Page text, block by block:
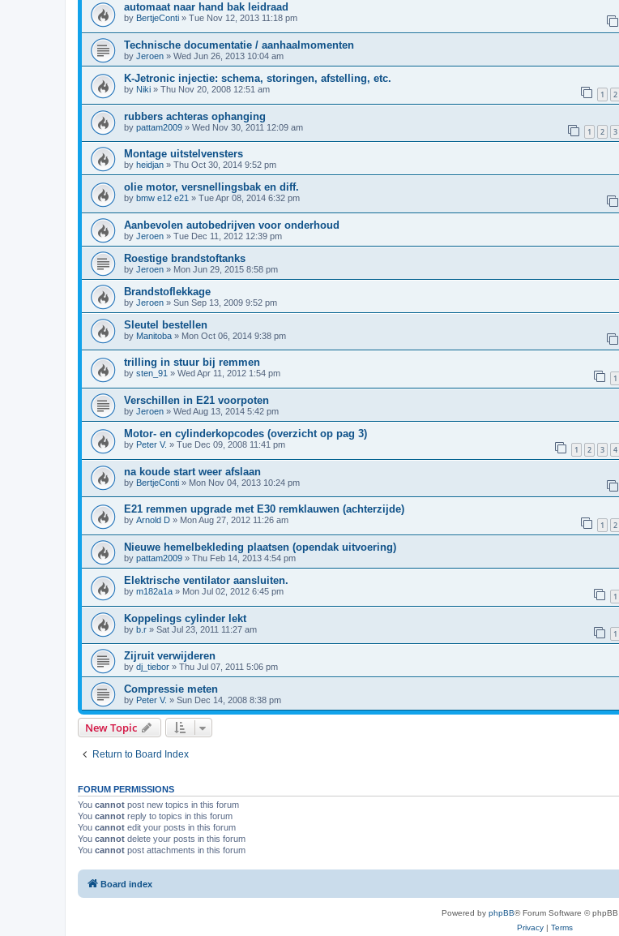
automaat naar hand bak leidraad
by BertjeConti » Tue Nov 12, 2013 11:18 pm
Technische documentatie / aanhaalmomenten
by Jeroen » Wed Jun 26, 2013 10:04 am
K-Jetronic injectie: schema, storingen, afstelling, etc.
by Niki » Thu Nov 20, 2008 12:51 am 1 2
rubbers achteras ophanging
by pattam2009 » Wed Nov 30, 2011 12:09 am 1 2 3
Montage uitstelvensters
by heidjan » Thu Oct 30, 2014 9:52 pm
olie motor, versnellingsbak en diff.
by bmw e12 e21 » Tue Apr 08, 2014 6:32 pm
Aanbevolen autobedrijven voor onderhoud
by Jeroen » Tue Dec 11, 2012 12:39 pm
Roestige brandstoftanks
by Jeroen » Mon Jun 29, 2015 8:58 pm
Brandstoflekkage
by Jeroen » Sun Sep 13, 2009 9:52 pm
Sleutel bestellen
by Manitoba » Mon Oct 06, 2014 9:38 pm
trilling in stuur bij remmen
by sten_91 » Wed Apr 11, 2012 1:54 pm 1
Verschillen in E21 voorpoten
by Jeroen » Wed Aug 13, 2014 5:42 pm
Motor- en cylinderkopcodes (overzicht op pag 3)
by Peter V. » Tue Dec 09, 2008 11:41 pm 1 2 3 4
na koude start weer afslaan
by BertjeConti » Mon Nov 04, 2013 10:24 pm
E21 remmen upgrade met E30 remklauwen (achterzijde)
by Arnold D » Mon Aug 27, 2012 11:26 am 1 2
Nieuwe hemelbekleding plaatsen (opendak uitvoering)
by pattam2009 » Thu Feb 14, 2013 4:54 pm
Elektrische ventilator aansluiten.
by m182a1a » Mon Jul 02, 2012 6:45 pm 1
Koppelings cylinder lekt
by b.r » Sat Jul 23, 2011 11:27 am 1
Zijruit verwijderen
by dj_tiebor » Thu Jul 07, 2011 5:06 pm
Compressie meten
by Peter V. » Sun Dec 14, 2008 8:38 pm
New Topic
Return to Board Index
FORUM PERMISSIONS
You cannot post new topics in this forum
You cannot reply to topics in this forum
You cannot edit your posts in this forum
You cannot delete your posts in this forum
You cannot post attachments in this forum
Board index
Powered by phpBB® Forum Software © phpBB
Privacy| Terms